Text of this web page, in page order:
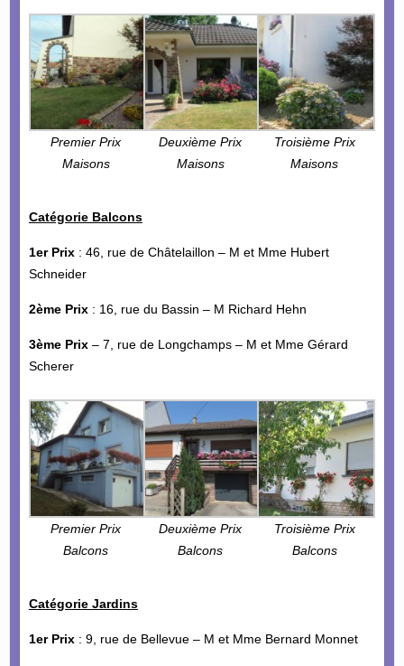
Premier Prix
Maisons
Deuxième Prix
Maisons
Troisième Prix
Maisons
Catégorie Balcons
1er Prix: 46, rue de Châtelaillon – M et Mme Hubert
Schneider
2ème Prix: 16, rue du Bassin – M Richard Hehn
3ème Prix– 7, rue de Longchamps – M et Mme Gérard
Scherer
Premier Prix
Balcons
Deuxième Prix
Balcons
Troisième Prix
Balcons
Catégorie Jardins
1er Prix: 9, rue de Bellevue – M et Mme Bernard Monnet